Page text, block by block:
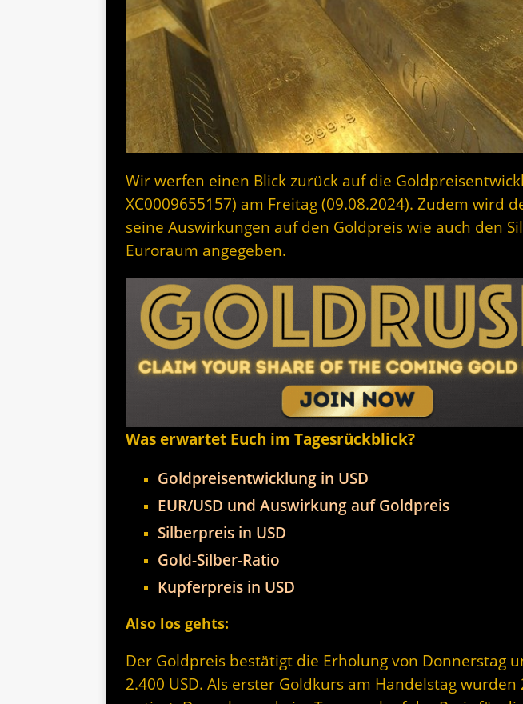
Wir werfen einen Blick zurück auf die
XC0009655157) am Freitag (09.08.2024). Zudem wird
seine Auswirkungen auf den Goldpreis wie auch den
Euroraum angegeben.
Was erwartet Euch im Tagesrückblick?
Goldpreisentwicklung in USD
EUR/USD und Auswirkung auf Goldpreis
Silberpreis in USD
Gold-Silber-Ratio
Kupferpreis in USD
Also los gehts:
Der Goldpreis bestätigt die Erholung von Donnerstag
2.400 USD. Als erster Goldkurs am Handelstag wurden